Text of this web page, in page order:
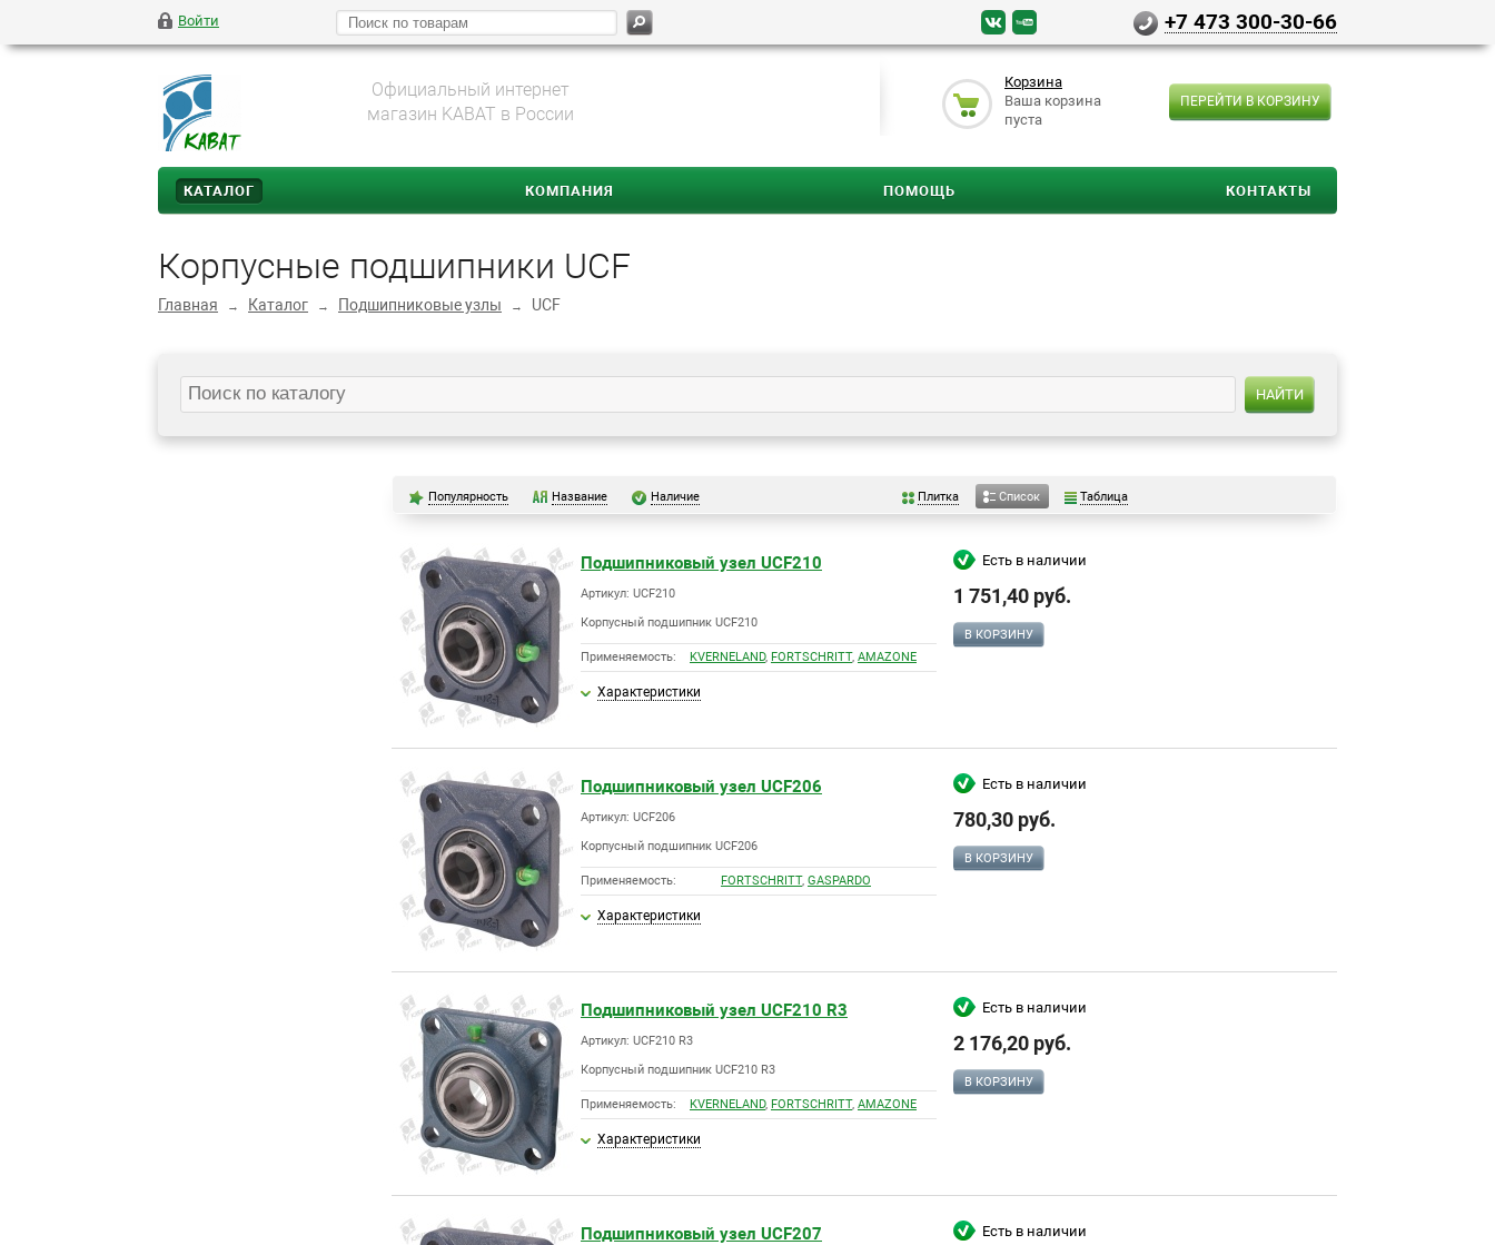
Войти +7 473 300-30-66
Официальный интернет
магазин KABAT в России
Корзина
Ваша корзина
пуста
ПЕРЕЙТИ В КОРЗИНУ
КАТАЛОГ КОМПАНИЯ ПОМОЩЬ КОНТАКТЫ
Корпусные подшипники UCF
Главная → Каталог → Подшипниковые узлы → UCF
НАЙТИ
Популярность Название Наличие Плитка Список Таблица
Подшипниковый узел UCF210
Артикул: UCF210
Корпусный подшипник UCF210
Применяемость: KVERNELAND, FORTSCHRITT, AMAZONE
Характеристики
Есть в наличии
1 751,40 руб.
В КОРЗИНУ
Подшипниковый узел UCF206
Артикул: UCF206
Корпусный подшипник UCF206
Применяемость: FORTSCHRITT, GASPARDO
Характеристики
Есть в наличии
780,30 руб.
В КОРЗИНУ
Подшипниковый узел UCF210 R3
Артикул: UCF210 R3
Корпусный подшипник UCF210 R3
Применяемость: KVERNELAND, FORTSCHRITT, AMAZONE
Характеристики
Есть в наличии
2 176,20 руб.
В КОРЗИНУ
Подшипниковый узел UCF207 Есть в наличии